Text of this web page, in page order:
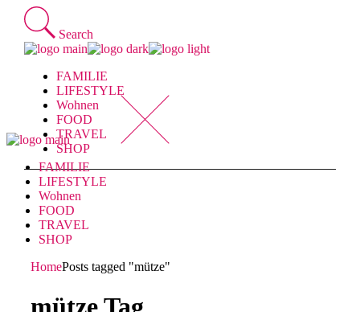
Skip
content
Search
FAMILIE
LIFESTYLE
Wohnen
FOOD
TRAVEL
SHOP
FAMILIE
LIFESTYLE
Wohnen
FOOD
TRAVEL
SHOP
HomePosts tagged "mütze"